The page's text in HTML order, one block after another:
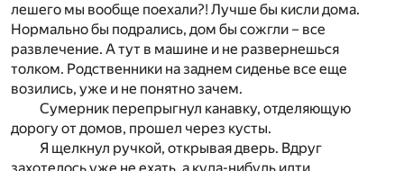
лешего мы вообще поехали?! Лучше бы кисли дома.
Нормально бы подрались, дом бы сожгли – все
развлечение. А тут в машине и не развернешься
толком. Родственники на заднем сиденье все еще
возились, уже и не понятно зачем.
Сумерник перепрыгнул канавку, отделяющую
дорогу от домов, прошел через кусты.
Я щелкнул ручкой, открывая дверь. Вдруг